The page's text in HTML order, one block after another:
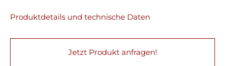
Produktdetails und technische Daten
Jetzt Produkt anfragen!